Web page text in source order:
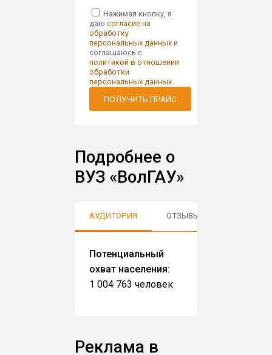
Нажимая кнопку, я
даю согласие на
обработку
персональных данныхи
соглашаюсь с
политикой в отношении
обработки
персональных данных.
ПОЛУЧИТЬ ПРАЙС
Подробнее о
ВУЗ «ВолГАУ»
АУДИТОРИЯ ОТЗЫВЫ
Потенциальный
охват населения:
1 004 763 человек
Реклама в